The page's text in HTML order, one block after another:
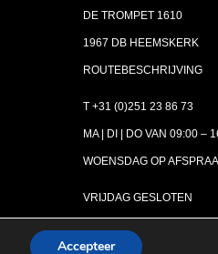
DE TROMPET 1610
1967 DB HEEMSKERK
ROUTEBESCHRIJVING
T +31 (0)251 23 86 73
MA | DI | DO VAN 09:00 –
WOENSDAG OP
VRIJDAG GESLOTEN
Accepteer